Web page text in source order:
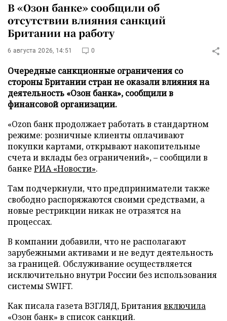
В «Озон банке» сообщили об
отсутствии влияния санкций
Британии на работу
6 августа 2026, 14:51 0
Очередные санкционные ограничения со
стороны Британии стран не оказали влияния на
деятельность «Озон банка», сообщили в
финансовой организации.
«Ozon банк продолжает работать в стандартном
режиме: розничные клиенты оплачивают
покупки картами, открывают накопительные
счета и вклады без ограничений», – сообщили в
банке РИА «Новости».
Там подчеркнули, что предприниматели также
свободно распоряжаются своими средствами, а
новые рестрикции никак не отразятся на
процессах.
В компании добавили, что не располагают
зарубежными активами и не ведут деятельность
за границей. Обслуживание осуществляется
исключительно внутри России без использования
системы SWIFT.
Как писала газета ВЗГЛЯД, Британиявключила
«Озон банк» в список санкций.